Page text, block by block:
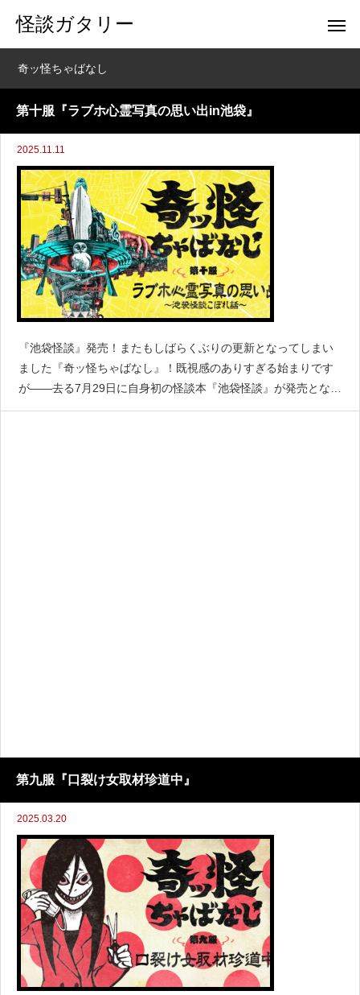
怪談ガタリー
奇ッ怪ちゃばなし
第十服『ラブホ心霊写真の思い出in池袋』
2025.11.11
『池袋怪談』発売！またもしばらくぶりの更新となってしまい
ました『奇ッ怪ちゃばなし』！既視感のありすぎる始まりです
が——去る7月29日に自身初の怪談本『池袋怪談』が発売となり
ました！なんと怪談界の生ける伝説・西浦和也さんと畏れ多く
第九服『口裂け女取材珍道中』
2025.03.20